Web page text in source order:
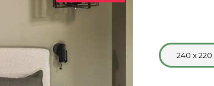
240 x